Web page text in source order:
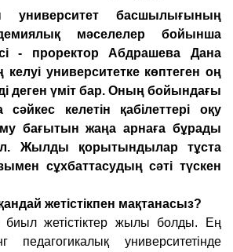
басшылығының
мәселелер бойынша
- проректор Абдрашева Дана
университетке көптеген оң
деген үміт бар. Оның бойындағы
келетін қабілеттері оқу
бағытын жаңа арнаға бұрады
Жылды қорытындылар тұста
сұхбаттасудың сәті түскен
жетістікпен мақтанасыз?
биыл жетістіктер жылы болды. Ең
педагогикалық университетінде